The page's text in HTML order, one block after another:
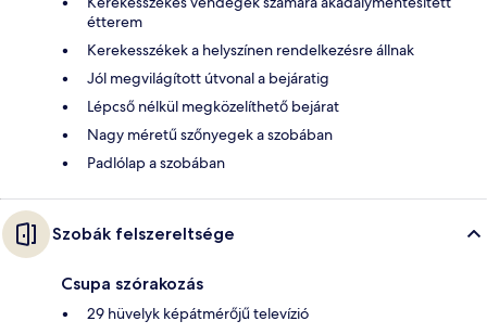
étterem
Kerekesszékek a helyszínen rendelkezésre állnak
Jól megvilágított útvonal a bejáratig
Lépcső nélkül megközelíthető bejárat
Nagy méretű szőnyegek a szobában
Padlólap a szobában
Szobák felszereltsége
Csupa szórakozás
29 hüvelyk képátmérőjű televízió